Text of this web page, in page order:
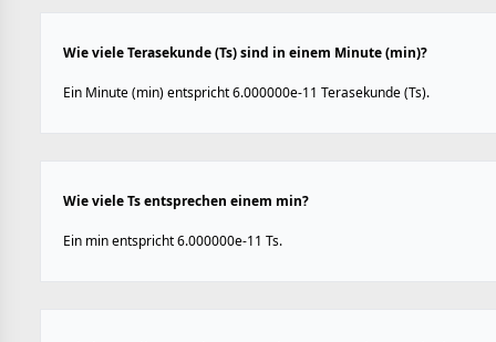
Wie viele Terasekunde (Ts) sind in einem Minute (min)?
Ein Minute (min) entspricht 6.000000e-11 Terasekunde (Ts).
Wie viele Ts entsprechen einem min?
Ein min entspricht 6.000000e-11 Ts.